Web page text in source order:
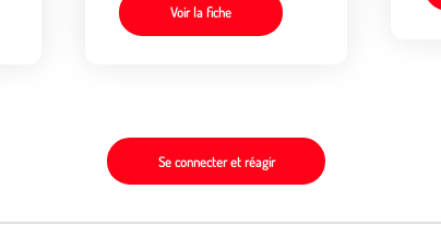
Voir la fiche
Se connecter et réagir